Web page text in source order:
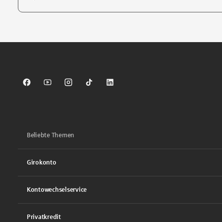
Sparkasse auf Facebook
Sparkasse auf Youtube
Sparkasse auf Instagram
Sparkasse auf TikTok
Sparkasse auf LinkedIn
Beliebte Themen
Girokonto
Kontowechselservice
Privatkredit